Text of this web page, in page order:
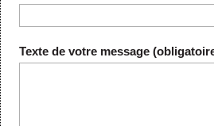
Texte de votre message